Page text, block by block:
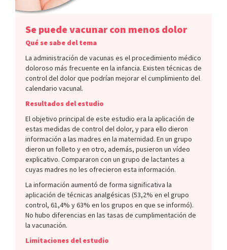
Se puede vacunar con menos dolor
Qué se sabe del tema
La administración de vacunas es el procedimiento médico
doloroso más frecuente en la infancia. Existen técnicas de
control del dolor que podrían mejorar el cumplimiento del
calendario vacunal.
Resultados del estudio
El objetivo principal de este estudio era la aplicación de
estas medidas de control del dolor, y para ello dieron
información a las madres en la maternidad. En un grupo
dieron un folleto y en otro, además, pusieron un vídeo
explicativo. Compararon con un grupo de lactantes a
cuyas madres no les ofrecieron esta información.
La información aumentó de forma significativa la
aplicación de técnicas analgésicas (53,2% en el grupo
control, 61,4% y 63% en los grupos en que se informó).
No hubo diferencias en las tasas de cumplimentación de
la vacunación.
Limitaciones del estudio